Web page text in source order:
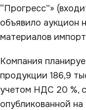
“Прогресс”»
объявило аукцион
материалов
Компания
продукции 186,9
учетом НДС 20 %,
опубликованной